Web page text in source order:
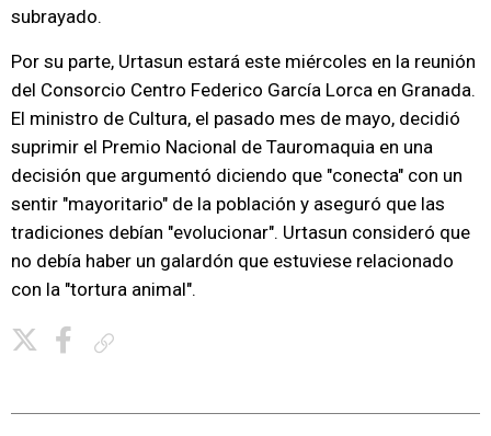
subrayado.
Por su parte, Urtasun estará este miércoles en la reunión
del Consorcio Centro Federico García Lorca en Granada.
El ministro de Cultura, el pasado mes de mayo, decidió
suprimir el Premio Nacional de Tauromaquia en una
decisión que argumentó diciendo que "conecta" con un
sentir "mayoritario" de la población y aseguró que las
tradiciones debían "evolucionar". Urtasun consideró que
no debía haber un galardón que estuviese relacionado
con la "tortura animal".